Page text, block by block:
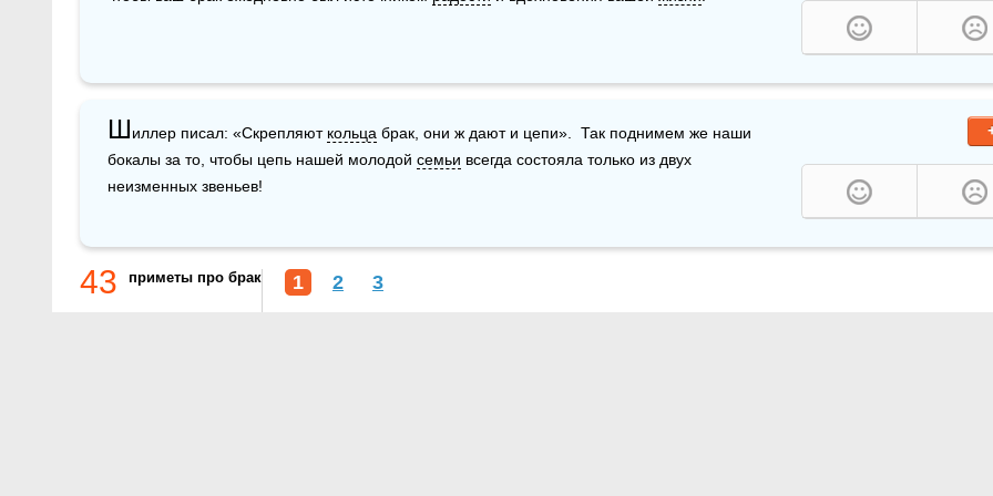
Шиллер писал: «Скрепляют кольца брак, они ж дают и цепи».  Так поднимем же наши
бокалы за то, чтобы цепь нашей молодой семьи всегда состояла только из двух
неизменных звеньев!
43 приметы про брак 1 2 3